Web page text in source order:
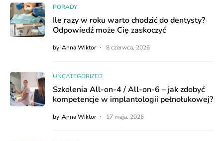
PORADY
Ile razy w roku warto chodzić do dentysty?
Odpowiedź może Cię zaskoczyć
by Anna Wiktor 8 czerwca, 2026
UNCATEGORIZED
Szkolenia All-on-4 / All-on-6 – jak zdobyć
kompetencje w implantologii pełnołukowej?
by Anna Wiktor 17 maja, 2026